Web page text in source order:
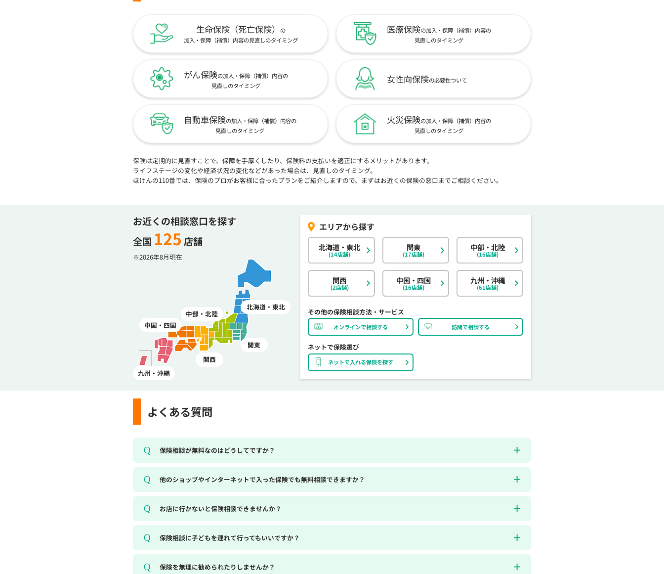
生命保険（死亡保険）
の
加入・保障（補償）内容の見直しのタイミング
医療保険の加入・保障（補償）内容の
見直しのタイミング
がん保険の加入・保障（補償）内容の
見直しのタイミング
女性向保険の必要性ついて
自動車保険の加入・保障（補償）内容の
見直しのタイミング
火災保険の加入・保障（補償）内容の
見直しのタイミング
保険は定期的に見直すことで、保障を手厚くしたり、保険料の支払いを適正にするメリットがあります。
ライフステージの変化や経済状況の変化などがあった場合は、見直しのタイミング。
ほけんの110番では、保険のプロがお客様に合ったプランをご紹介しますので、まずはお近くの保険の窓口までご相談ください。
その他の保険相談方法・サービス
オンラインで相談する 訪問で相談する
ネットで保険選び
ネットで入れる保険を探す
お近くの相談窓口を探す
全国 125 店舗
北海道・東北
関東
中部・北陸
関西
中国・四国
九州・沖縄
北海道・東北
(14店舗)
関東
(17店舗)
中部・北陸
(16店舗)
関西
(2店舗)
中国・四国
(16店舗)
九州・沖縄
(61店舗)
※2026年8月現在
よくある質問
保険相談が無料なのはどうしてですか？
他のショップやインターネットで入った保険でも無料相談できますか？
お店に行かないと保険相談できませんか？
保険相談に子どもを連れて行ってもいいですか？
保険を無理に勧められたりしませんか？